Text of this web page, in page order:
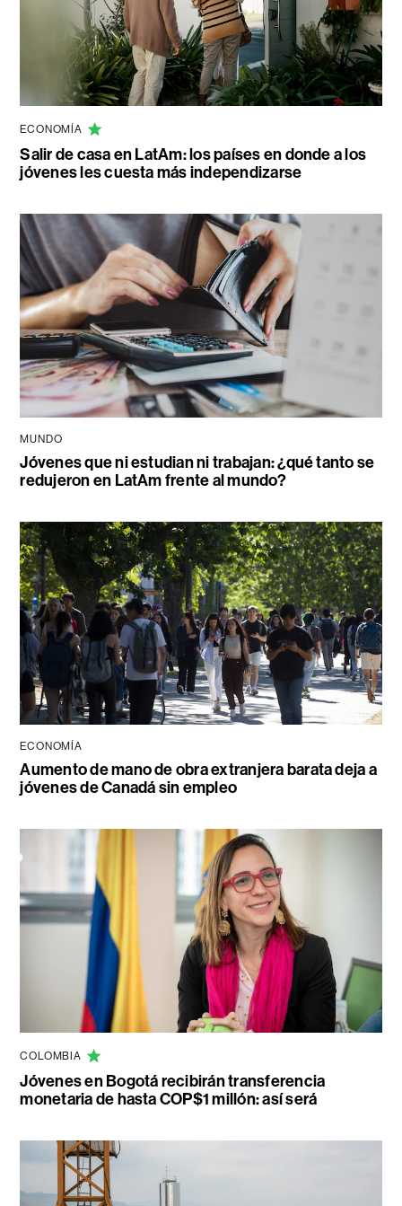
ECONOMÍA
Salir de casa en LatAm: los países en donde a los
jóvenes les cuesta más independizarse
MUNDO
Jóvenes que ni estudian ni trabajan: ¿qué tanto se
redujeron en LatAm frente al mundo?
ECONOMÍA
Aumento de mano de obra extranjera barata deja a
jóvenes de Canadá sin empleo
COLOMBIA
Jóvenes en Bogotá recibirán transferencia
monetaria de hasta COP$1 millón: así será